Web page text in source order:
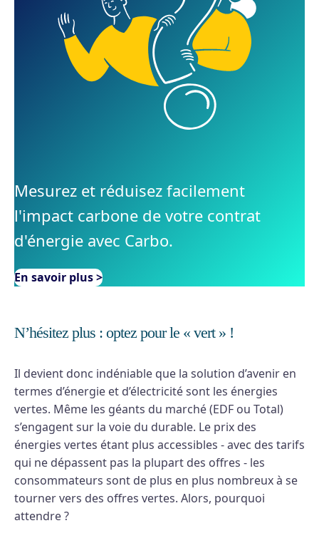
Mesurez et réduisez facilement
l'impact carbone de votre contrat
d'énergie avec Carbo.
En savoir plus >
N’hésitez plus : optez pour le « vert » !
Il devient donc indéniable que la solution d’avenir en
termes d’énergie et d’électricité sont les énergies
vertes. Même les géants du marché (EDF ou Total)
s’engagent sur la voie du durable. Le prix des
énergies vertes étant plus accessibles - avec des tarifs
qui ne dépassent pas la plupart des offres - les
consommateurs sont de plus en plus nombreux à se
tourner vers des offres vertes. Alors, pourquoi
attendre ?